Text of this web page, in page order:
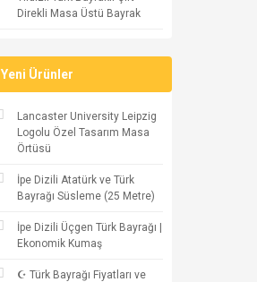
Direkli Masa Üstü Bayrak
Yeni Ürünler
Lancaster University Leipzig
Logolu Özel Tasarım Masa
Örtüsü
İpe Dizili Atatürk ve Türk
Bayrağı Süsleme (25 Metre)
İpe Dizili Üçgen Türk Bayrağı |
Ekonomik Kumaş
☪ Türk Bayrağı Fiyatları ve